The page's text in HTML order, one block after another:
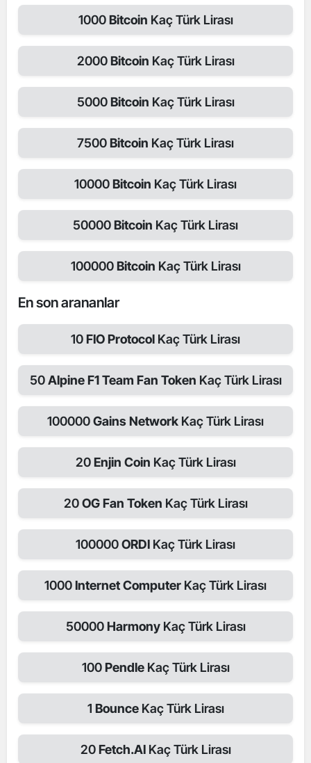
1000Bitcoin Kaç Türk Lirası
2000Bitcoin Kaç Türk Lirası
5000Bitcoin Kaç Türk Lirası
7500Bitcoin Kaç Türk Lirası
10000Bitcoin Kaç Türk Lirası
50000Bitcoin Kaç Türk Lirası
100000Bitcoin Kaç Türk Lirası
En son arananlar
10FIO Protocol Kaç Türk Lirası
50Alpine F1 Team Fan Token Kaç Türk Lirası
100000Gains Network Kaç Türk Lirası
20Enjin Coin Kaç Türk Lirası
20OG Fan Token Kaç Türk Lirası
100000ORDI Kaç Türk Lirası
1000Internet Computer Kaç Türk Lirası
50000Harmony Kaç Türk Lirası
100Pendle Kaç Türk Lirası
1 Bounce Kaç Türk Lirası
20Fetch.AI Kaç Türk Lirası